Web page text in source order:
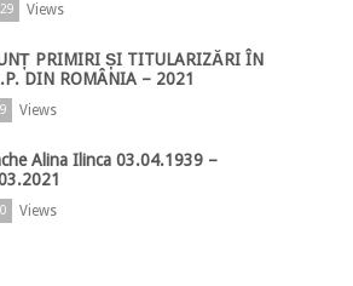
Views
PRIMIRI ȘI TITULARIZĂRI ÎN
DIN ROMÂNIA – 2021
Views
Alina Ilinca 03.04.1939 –
Views